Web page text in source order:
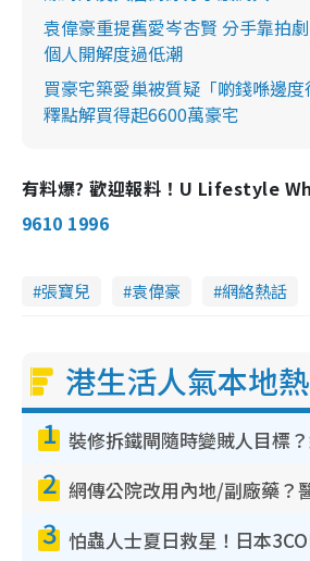
袁偉豪重提舊愛岑杏賢 分手靠拍
個人開解度過低潮
買豪宅築愛巢被質疑「啲錢喺邊
釋點解買得起6600萬豪宅
有料爆? 歡迎報料！U Lifestyle
9610 1996
張寶兒 袁偉豪 網絡熱話
港生活人氣本地
1
2
3